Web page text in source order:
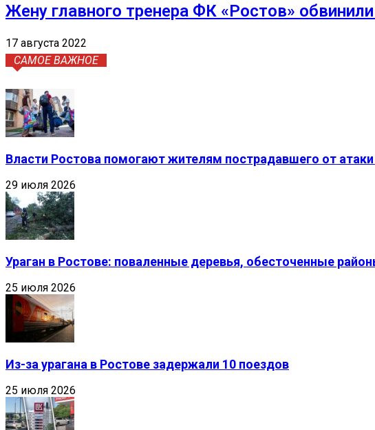
Жену главного тренера ФК «Ростов»
17 августа 2022
САМОЕ ВАЖНОЕ
Власти Ростова помогают жителям пострадавшего от
29 июля 2026
Ураган в Ростове: поваленные деревья, обесточенные
25 июля 2026
Из-за урагана в Ростове задержали 10 поездов
25 июля 2026